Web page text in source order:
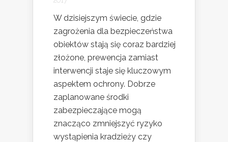
W dzisiejszym świecie, gdzie
zagrożenia dla bezpieczeństwa
obiektów stają się coraz bardziej
złożone, prewencja zamiast
interwencji staje się kluczowym
aspektem ochrony. Dobrze
zaplanowane środki
zabezpieczające mogą
znacząco zmniejszyć ryzyko
wystąpienia kradzieży czy